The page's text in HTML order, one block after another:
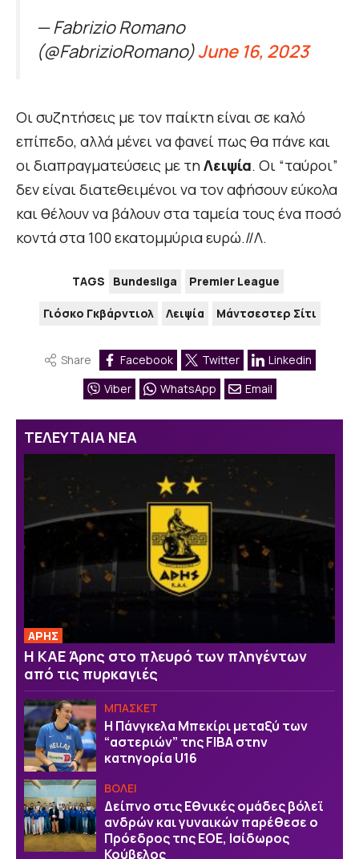
— Fabrizio Romano
(@FabrizioRomano)June 16, 2023
Οι συζητήσεις με τον παίκτη είναι σε καλό
επίπεδο, αλλά μένει να φανεί πως θα πάνε και
οι διαπραγματεύσεις με τηΛειψία. Οι “ταύροι”
δεν είναι διατεθειμένοι να τον αφήσουν εύκολα
και θέλουν να βάλουν στα ταμεία τους ένα ποσό
κοντά στα 100 εκατομμύρια ευρώ.//Λ.
TAGS Bundesliga Premier League
Γιόσκο Γκβάρντιολ Λειψία Μάντσεστερ Σίτι
Share Facebook Twitter
Linkedin
Viber
WhatsApp Email
ΤΕΛΕΥΤΑΙΑ ΝΕΑ
ΑΡΗΣ
Η ΚΑΕ Άρης στο πλευρό των πληγέντων
από τις πυρκαγιές
ΜΠΑΣΚΕΤ
H Πάνγκελα Μπεκίρι μεταξύ των
“αστεριών” της FIBA στην
κατηγορία U16
ΒOΛΕΙ
Δείπνο στις Εθνικές ομάδες βόλεϊ
ανδρών και γυναικών παρέθεσε ο
Πρόεδρος της ΕΟΕ, Ισίδωρος
Κούβελος